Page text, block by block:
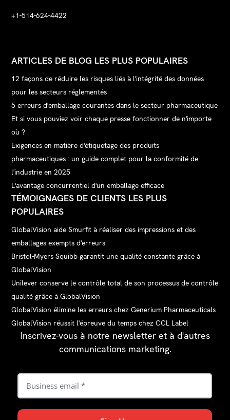
+1-514-624-4422
ARTICLES DE BLOG LES PLUS POPULAIRES
12 façons de réduire les risques liés à l'intégrité des données
pour les secteurs réglementés
5 erreurs d'emballage courantes dans le secteur pharmaceutique
Et si vous pouviez voir chaque presse fonctionner de n'importe
où ?
Exigences en matière d'étiquetage des produits
pharmaceutiques : un guide complet pour la conformité de
l'industrie en 2025
L'avantage concurrentiel d'un emballage efficace
TÉMOIGNAGES DE CLIENTS LES PLUS
POPULAIRES
GlobalVision aide Smurfit à réaliser des impressions et des
emballages exempts d'erreurs
Bristol-Myers Squibb garantit une qualité constante grâce à
GlobalVision
Unilever conserve le contrôle total de son processus de contrôle
qualité grâce à GlobalVision
GlobalVision élimine les erreurs chez Generium Pharmaceuticals
GlobalVision réussit l'épreuve du temps chez CCL Label
Inscrivez-vous à notre newsletter et à d'autres
communications marketing.